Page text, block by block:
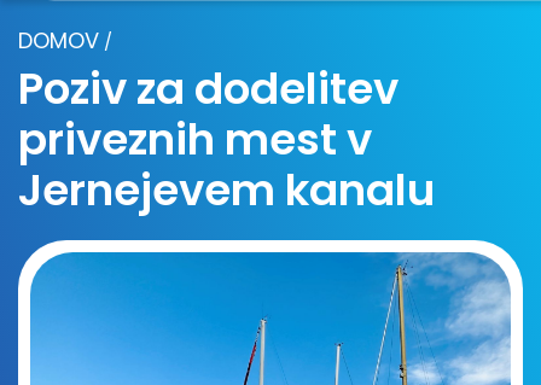
DOMOV /
Poziv za dodelitev
priveznih mest v
Jernejevem kanalu